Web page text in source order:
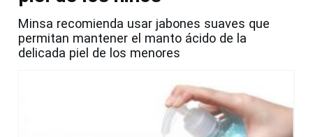
Minsa recomienda usar jabones suaves que
permitan mantener el manto ácido de la
delicada piel de los menores